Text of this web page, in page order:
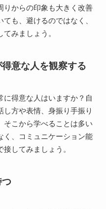
りからの印象も大きく改善
も、避けるのではなく、
みましょう。
意な人を観察する
に得意な人はいますか？自
方や表情、身振り手振り
そこから学べることは多い
く、コミュニケーション能
してみましょう。